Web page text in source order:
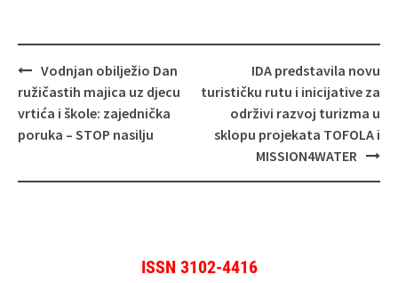
Navigacija
objava
Vodnjan obilježio Dan
ružičastih majica uz djecu
vrtića i škole: zajednička
poruka – STOP nasilju
IDA predstavila novu
turističku rutu i inicijative za
održivi razvoj turizma u
sklopu projekata TOFOLA i
MISSION4WATER
ISSN 3102-4416